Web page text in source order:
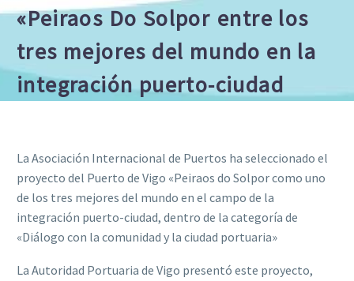
«Peiraos Do Solpor entre los
tres mejores del mundo en la
integración puerto-ciudad
La Asociación Internacional de Puertos ha seleccionado el
proyecto del Puerto de Vigo «Peiraos do Solpor como uno
de los tres mejores del mundo en el campo de la
integración puerto-ciudad, dentro de la categoría de
«Diálogo con la comunidad y la ciudad portuaria»
La Autoridad Portuaria de Vigo presentó este proyecto,